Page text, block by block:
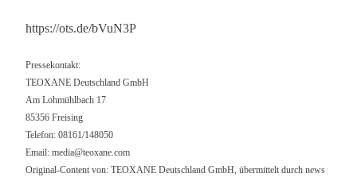
https://ots.de/bVuN3P
Pressekontakt:
TEOXANE Deutschland GmbH
Am Lohmühlbach 17
85356 Freising
Telefon: 08161/148050
Email: media@teoxane.com
Original-Content von: TEOXANE Deutschland GmbH, übermittelt durch news